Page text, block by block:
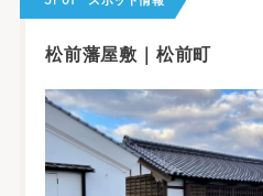
松前藩屋敷｜松前町